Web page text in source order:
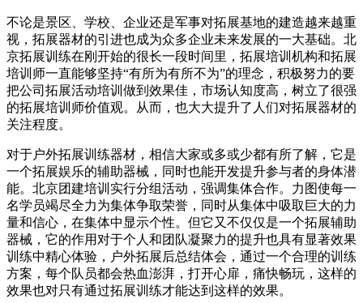
不论是景区、学校、企业还是军事对拓展基地的建造越来越重
视，拓展器材的引进也成为众多企业未来发展的一大基础。北
京拓展训练在刚开始的很长一段时间里，拓展培训机构和拓展
培训师一直能够坚持“有所为有所不为”的理念，积极努力的要
把公司拓展活动培训做到效果佳，市场认知度高，树立了很强
的拓展培训师价值观。从而，也大大提升了人们对拓展器材的
关注程度。
对于户外拓展训练器材，相信大家或多或少都有所了解，它是
一个拓展娱乐的辅助器械，同时也能开发提升参与者的身体潜
能。北京团建培训实行分组活动，强调集体合作。力图使每一
名学员竭尽全力为集体争取荣誉，同时从集体中吸取巨大的力
量和信心，在集体中显示个性。但它又不仅仅是一个拓展辅助
器械，它的作用对于个人和团队凝聚力的提升也具有显著效果
训练中精心体验，户外拓展后总结体会，通过一个合理的训练
方案，每个队员都会热血澎湃，打开心扉，痛快畅玩，这样的
效果也对只有通过拓展训练才能达到这样的效果。